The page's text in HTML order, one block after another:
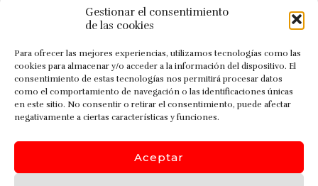
Gestionar el consentimiento
de las cookies
Para ofrecer las mejores experiencias, utilizamos tecnologías como las
cookies para almacenar y/o acceder a la información del dispositivo. El
consentimiento de estas tecnologías nos permitirá procesar datos
como el comportamiento de navegación o las identificaciones únicas
en este sitio. No consentir o retirar el consentimiento, puede afectar
negativamente a ciertas características y funciones.
Aceptar
DIRECCIÓN
Visítanos
Calle Andrés Gúrpide, 7
50008 Zaragoza - España